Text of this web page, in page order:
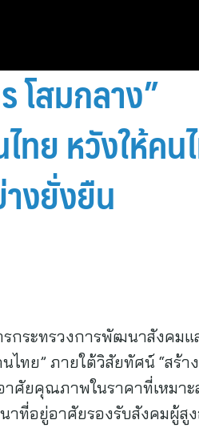
โสมกลาง”
ทย หวังให้คน
างยั่งยืน
กระทรวงการพัฒนาสังคมแ
ทย” ภายใต้วิสัยทัศน์ “สร้า
ศัยคุณภาพในราคาที่เหมา
ที่อยู่อาศัยรองรับสังคมผู้สู